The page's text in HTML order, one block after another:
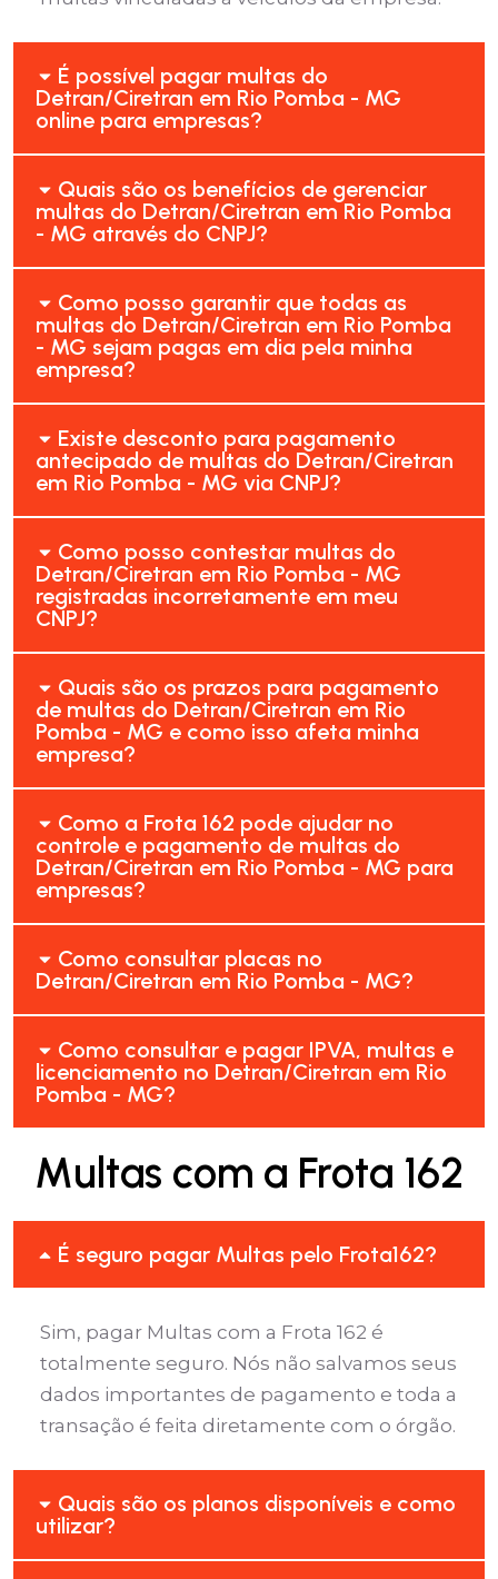
É possível pagar multas do
Detran/Ciretran em Rio Pomba - MG
online para empresas?
Quais são os benefícios de gerenciar
multas do Detran/Ciretran em Rio Pomba
- MG através do CNPJ?
Como posso garantir que todas as
multas do Detran/Ciretran em Rio Pomba
- MG sejam pagas em dia pela minha
empresa?
Existe desconto para pagamento
antecipado de multas do Detran/Ciretran
em Rio Pomba - MG via CNPJ?
Como posso contestar multas do
Detran/Ciretran em Rio Pomba - MG
registradas incorretamente em meu
CNPJ?
Quais são os prazos para pagamento
de multas do Detran/Ciretran em Rio
Pomba - MG e como isso afeta minha
empresa?
Como a Frota 162 pode ajudar no
controle e pagamento de multas do
Detran/Ciretran em Rio Pomba - MG para
empresas?
Como consultar placas no
Detran/Ciretran em Rio Pomba - MG?
Como consultar e pagar IPVA, multas e
licenciamento no Detran/Ciretran em Rio
Pomba - MG?
Multas com a Frota 162
É seguro pagar Multas pelo Frota162?
Sim, pagar Multas com a Frota 162 é
totalmente seguro. Nós não salvamos seus
dados importantes de pagamento e toda a
transação é feita diretamente com o órgão.
Quais são os planos disponíveis e como
utilizar?